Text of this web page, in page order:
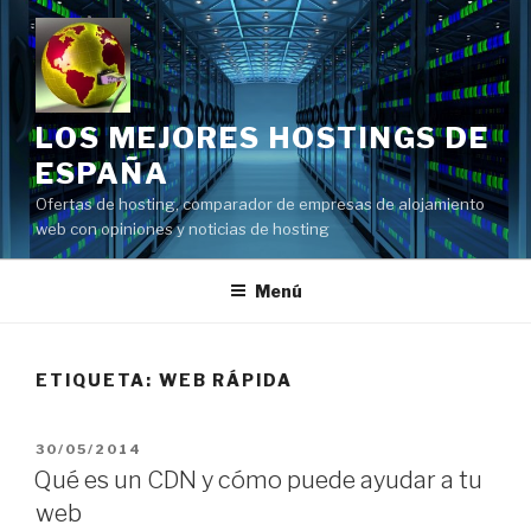
Saltar
contenido
LOS MEJORES HOSTINGS DE
ESPAÑA
Ofertas de hosting, comparador de empresas de alojamiento
web con opiniones y noticias de hosting
Menú
ETIQUETA: WEB RÁPIDA
PUBLICADO
EL
30/05/2014
Qué es un CDN y cómo puede ayudar a tu
web